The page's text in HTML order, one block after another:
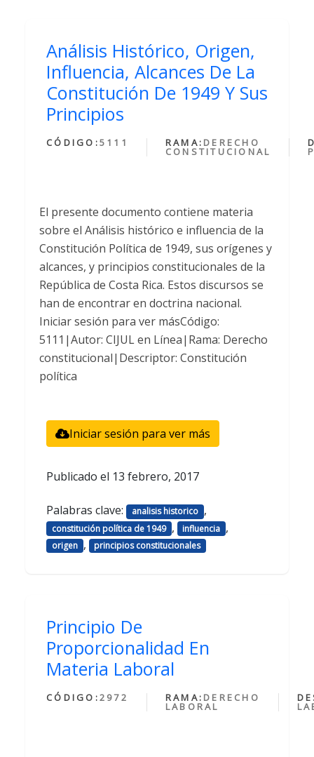
Análisis Histórico, Origen,
Influencia, Alcances De La
Constitución De 1949 Y Sus
Principios
CÓDIGO:5111 RAMA: DERECHO
CONSTITUCIONAL
El presente documento contiene materia
sobre el Análisis histórico e influencia de la
Constitución Política de 1949, sus orígenes y
alcances, y principios constitucionales de la
República de Costa Rica. Estos discursos se
han de encontrar en doctrina nacional.
Iniciar sesión para ver másCódigo:
5111|Autor: CIJUL en Línea|Rama: Derecho
constitucional|Descriptor: Constitución
política
Iniciar sesión para ver más
Publicado el 13 febrero, 2017
Palabras clave: analisis historico ,
constitución política de 1949 , influencia ,
origen , principios constitucionales
Principio De
Proporcionalidad En
Materia Laboral
CÓDIGO:2972 RAMA: DERECHO
LABORAL